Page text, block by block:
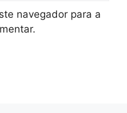
navegador para a